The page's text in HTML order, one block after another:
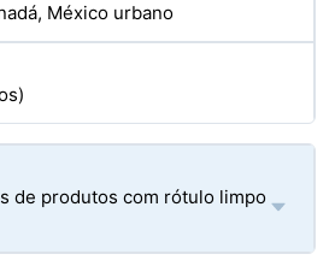
México urbano
de produtos com rótulo limpo